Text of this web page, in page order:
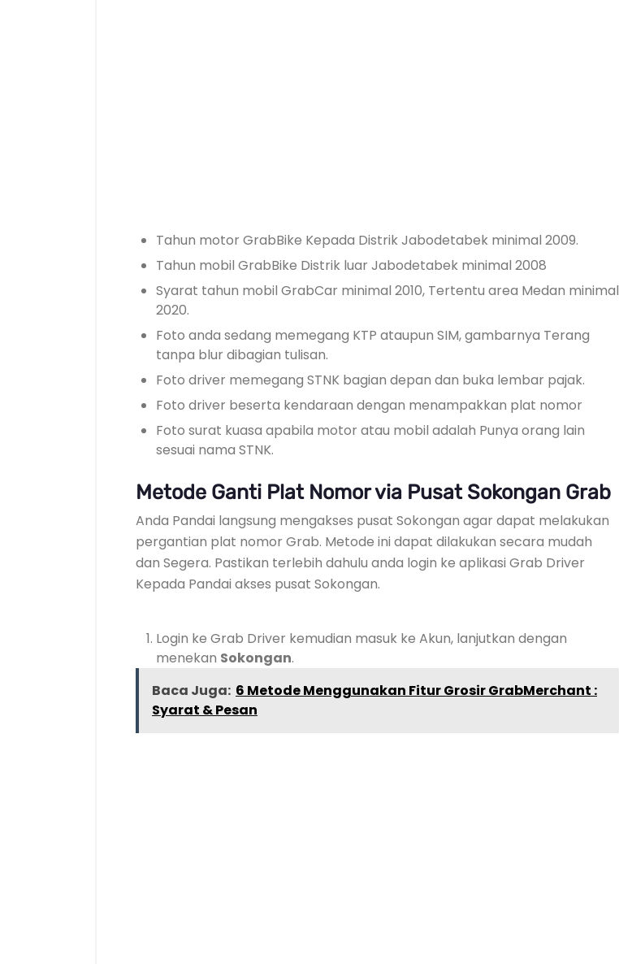
Tahun motor GrabBike Kepada Distrik Jabodetabek minimal 2009.
Tahun mobil GrabBike Distrik luar Jabodetabek minimal 2008
Syarat tahun mobil GrabCar minimal 2010, Tertentu area Medan minimal
2020.
Foto anda sedang memegang KTP ataupun SIM, gambarnya Terang
tanpa blur dibagian tulisan.
Foto driver memegang STNK bagian depan dan buka lembar pajak.
Foto driver beserta kendaraan dengan menampakkan plat nomor
Foto surat kuasa apabila motor atau mobil adalah Punya orang lain
sesuai nama STNK.
Metode Ganti Plat Nomor via Pusat Sokongan Grab
Anda Pandai langsung mengakses pusat Sokongan agar dapat melakukan
pergantian plat nomor Grab. Metode ini dapat dilakukan secara mudah
dan Segera. Pastikan terlebih dahulu anda login ke aplikasi Grab Driver
Kepada Pandai akses pusat Sokongan.
Login ke Grab Driver kemudian masuk ke Akun, lanjutkan dengan
menekan Sokongan.
Baca Juga: 6 Metode Menggunakan Fitur Grosir GrabMerchant :
Syarat & Pesan